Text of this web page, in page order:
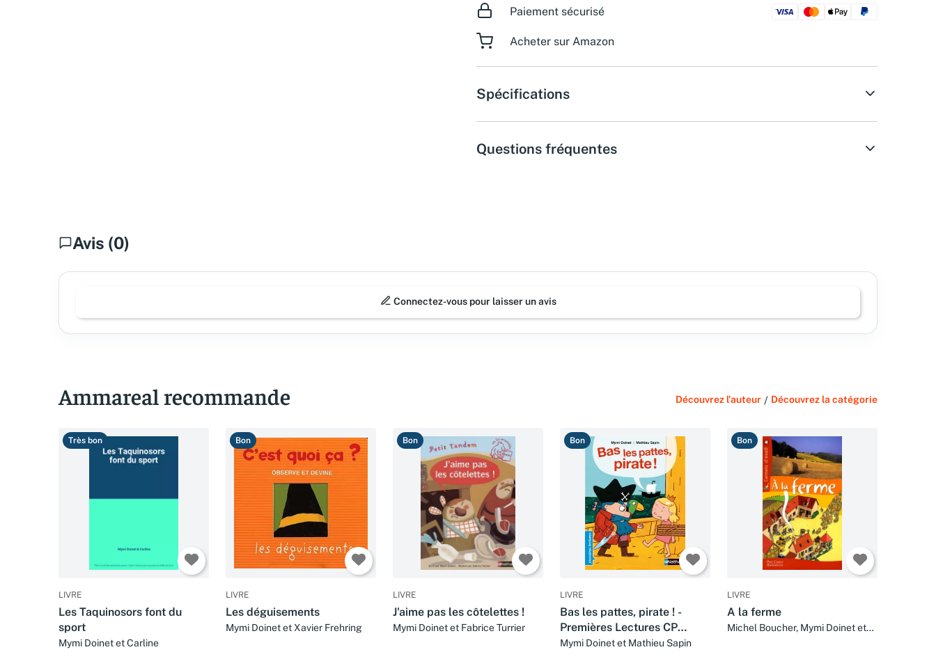
Paiement sécurisé
Acheter sur Amazon
Spécifications
Questions fréquentes
Avis (0)
Connectez-vous pour laisser un avis
Ammareal recommande Découvrez l'auteur / Découvrez la catégorie
Très bon
LIVRE
Les Taquinosors font du
sport
Mymi Doinet et Carline
Bon
LIVRE
Les déguisements
Mymi Doinet et Xavier Frehring
Bon
LIVRE
J'aime pas les côtelettes !
Mymi Doinet et Fabrice Turrier
Bon
LIVRE
Bas les pattes, pirate ! -
Premières Lectures CP
Niveau 3 - Dès 6 ans
Mymi Doinet et Mathieu Sapin
Bon
LIVRE
A la ferme
Michel Boucher, Mymi Doinet et